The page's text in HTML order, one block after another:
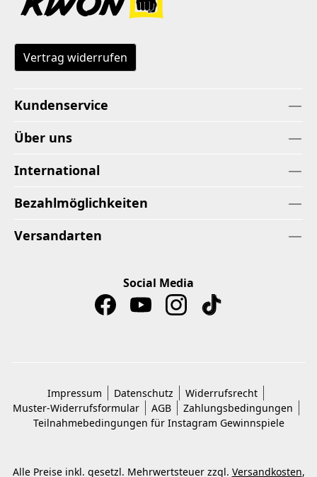
Vertrag widerrufen
Kundenservice
Über uns
International
Bezahlmöglichkeiten
Versandarten
Social Media
Impressum Datenschutz
Widerrufsrecht
Muster-Widerrufsformular
AGB
Zahlungsbedingungen
Teilnahmebedingungen für Instagram Gewinnspiele
Alle Preise inkl. gesetzl. Mehrwertsteuer zzgl. Versandkosten,